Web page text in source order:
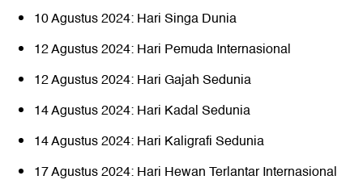
10 Agustus 2024: Hari Singa Dunia
12 Agustus 2024: Hari Pemuda Internasional
12 Agustus 2024: Hari Gajah Sedunia
14 Agustus 2024: Hari Kadal Sedunia
14 Agustus 2024: Hari Kaligrafi Sedunia
17 Agustus 2024: Hari Hewan Terlantar Internasional